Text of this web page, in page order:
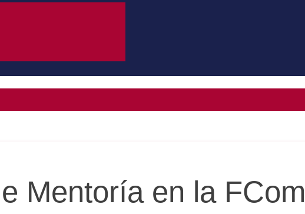
Mentoría en la FCom